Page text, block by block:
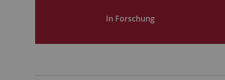
In Forschung